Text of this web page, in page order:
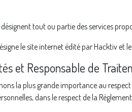
désignent tout ou partie des services
le site internet édité par Hacktiv et
et Responsable de
la plus grande importance au
dans le respect de la